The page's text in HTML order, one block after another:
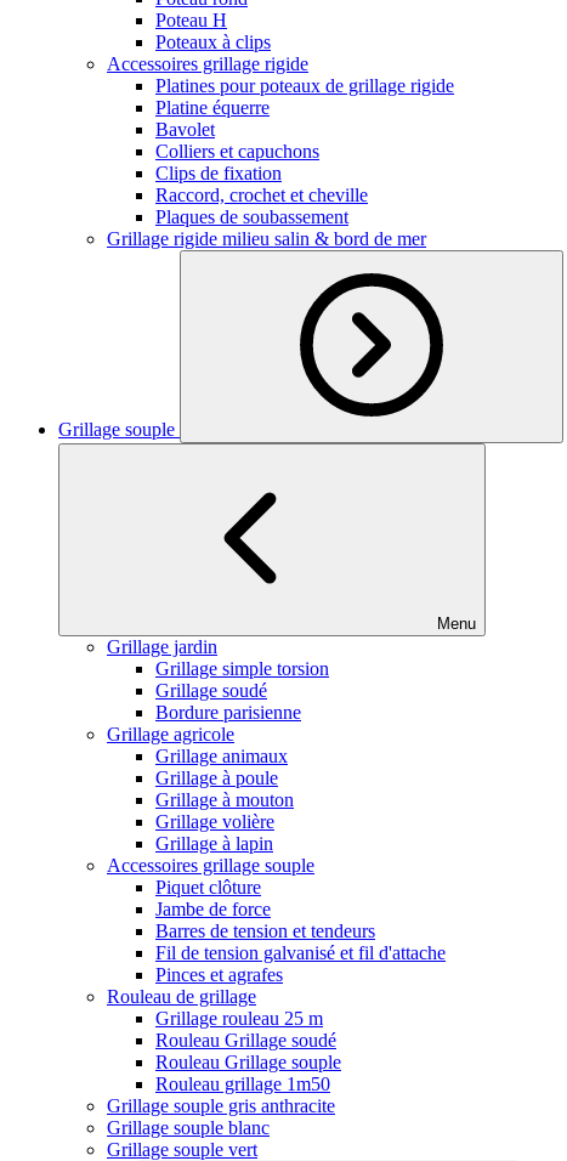
Poteau H
Poteaux à clips
Accessoires grillage rigide
Platines pour poteaux de grillage rigide
Platine équerre
Bavolet
Colliers et capuchons
Clips de fixation
Raccord, crochet et cheville
Plaques de soubassement
Grillage rigide milieu salin & bord de mer
Grillage souple
Menu
Grillage jardin
Grillage simple torsion
Grillage soudé
Bordure parisienne
Grillage agricole
Grillage animaux
Grillage à poule
Grillage à mouton
Grillage volière
Grillage à lapin
Accessoires grillage souple
Piquet clôture
Jambe de force
Barres de tension et tendeurs
Fil de tension galvanisé et fil d'attache
Pinces et agrafes
Rouleau de grillage
Grillage rouleau 25 m
Rouleau Grillage soudé
Rouleau Grillage souple
Rouleau grillage 1m50
Grillage souple gris anthracite
Grillage souple blanc
Grillage souple vert